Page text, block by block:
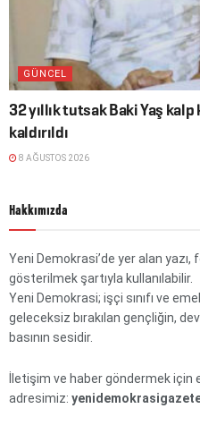
GÜNCEL
32 yıllık tutsak Baki Yaş
kaldırıldı
8 AĞUSTOS 2026
Hakkımızda
Yeni Demokrasi’de yer alan
gösterilmek şartıyla kullanılabilir.
Yeni Demokrasi; işçi sınıfı ve
geleceksiz bırakılan gençliğin,
basının sesidir.
İletişim ve haber göndermek için
adresimiz: